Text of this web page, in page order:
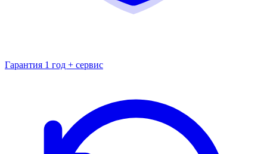
Гарантия 1 год + сервис